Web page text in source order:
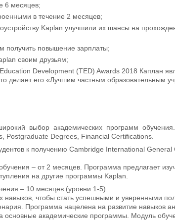
6 месяцев;
в течение 2 месяцев;
Kaplan улучшили их шансы на
получить повышение зарплаты;
своим друзьям;
Development (TED) Awards 2018 Каплан
делает его «Лучшим частным образовательным
выбор академических программ
Postgraduate Degrees, Financial Certifications.
к получению Cambridge International
обучения – от 2 месяцев. Программа предлагает
на другие программы Kaplan.
– 10 месяцев (уровни 1-5).
чтобы стать успешными и уверенными
Программа нацелена на развитие навыков
основные академические программы. Модуль